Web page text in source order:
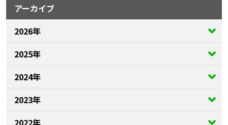
アーカイブ
2026年
2025年
2024年
2023年
2022年